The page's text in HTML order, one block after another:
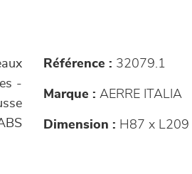
-
Référence : 32079.1
Marque : AERRE ITALIA
Dimension : H87 x L209